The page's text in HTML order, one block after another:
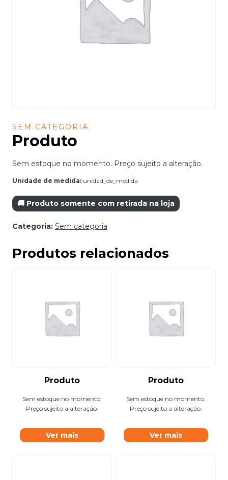
SEM CATEGORIA
Produto
Sem estoque no momento. Preço sujeito a alteração.
Unidade de medida: unidad_de_medida
🚚 Produto somente com retirada na loja
Categoria: Sem categoria
Produtos relacionados
Produto
Sem estoque no momento.
Preço sujeito a alteração.
Ver mais
Produto
Sem estoque no momento.
Preço sujeito a alteração.
Ver mais